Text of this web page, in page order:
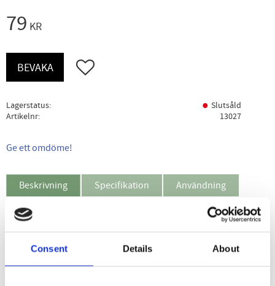
Consent Details About
79 KR
Lägg till i favoriter
BEVAKA
Lagerstatus
Slutsåld
Artikelnr
13027
Ge ett omdöme!
Beskrivning Specifikation Användning
Ljuvligt doftande vit jasmin, blommiga
toner med en hint av hyacint och lilja. Gröna vårlika toner